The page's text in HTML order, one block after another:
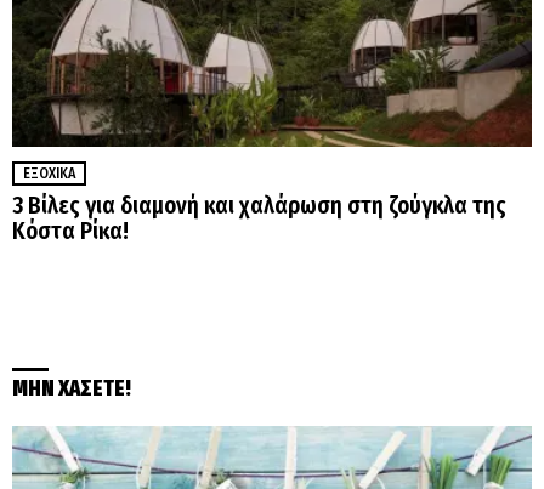
ΕΞΟΧΙΚΆ
3 Βίλες για διαμονή και χαλάρωση στη ζούγκλα της
Κόστα Ρίκα!
ΜΗΝ ΧΑΣΕΤΕ!